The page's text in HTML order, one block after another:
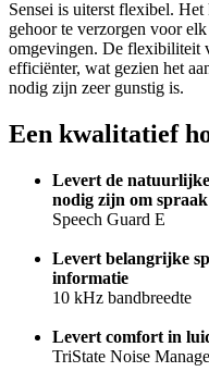
Sensei is uiterst flexibel.
gehoor te verzorgen voor
omgevingen. De flexibiliteit
efficiënter, wat gezien het
nodig zijn zeer gunstig is.
Een kwalitatief
Levert de
nodig zijn om
Speech Guard E
Levert belangrijke
informatie
10 kHz bandbreedte
Levert comfort in
TriState Noise